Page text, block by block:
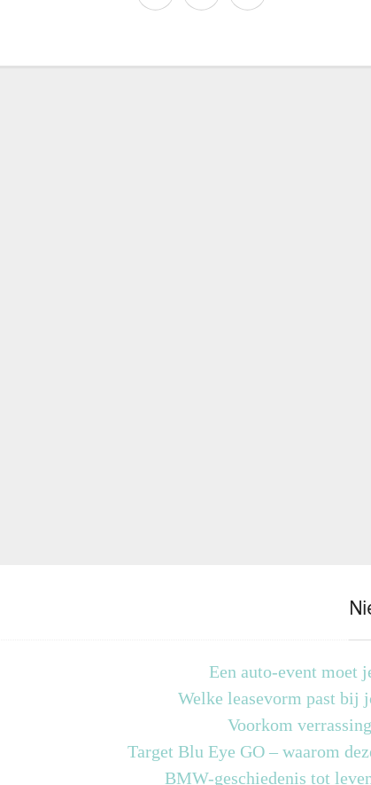
Een auto-event moet
Welke leasevorm past bij
Voorkom
Target Blu Eye GO – waarom
BMW-geschiedenis tot